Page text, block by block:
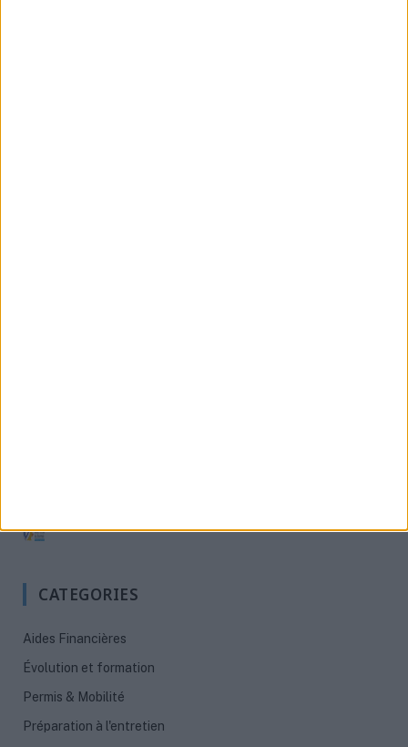
CATEGORIES
Aides Financières
Évolution et formation
Permis & Mobilité
Préparation à l'entretien